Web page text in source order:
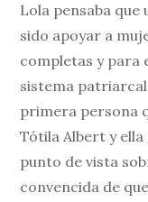
Lola pensaba que
sido apoyar a
completas y para
sistema
primera persona
Tótila Albert y ella
punto de vista
convencida de